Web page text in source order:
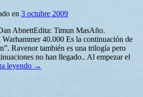
en 3 octubre 2009
AbnettEdita: Timun MasAño.
Warhammer 40.000 Es la continuación de
Ravenor también es una trilogía pero
no han llegado.. Al empezar el
leyendo →